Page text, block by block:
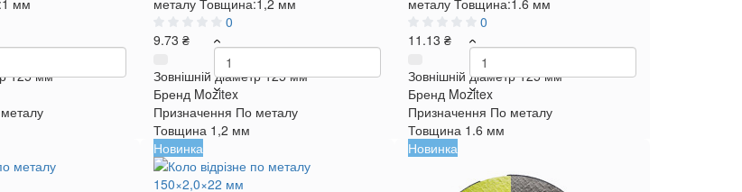
1 мм
125 мм
металу Товщина:1,2 мм
0
9.73 ₴
Зовнішній діаметр 125 мм
Бренд Mozitex
Призначення По металу
Товщина 1,2 мм
металу Товщина:1.6 мм
0
11.13 ₴
Зовнішній діаметр 125 мм
Бренд Mozitex
Призначення По металу
Товщина 1.6 мм
Новинка Новинка